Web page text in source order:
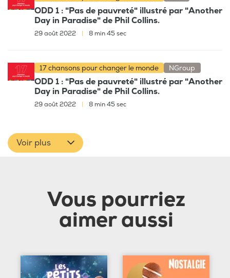
ODD 1 : "Pas de pauvreté" illustré par "Another
Day in Paradise" de Phil Collins.
29 août 2022 8 min 45 sec
17 chansons pour changer le monde NGroup
ODD 1 : "Pas de pauvreté" illustré par "Another
Day in Paradise" de Phil Collins.
29 août 2022 | 8 min 45 sec
Voir plus
Vous pourriez
aimer aussi